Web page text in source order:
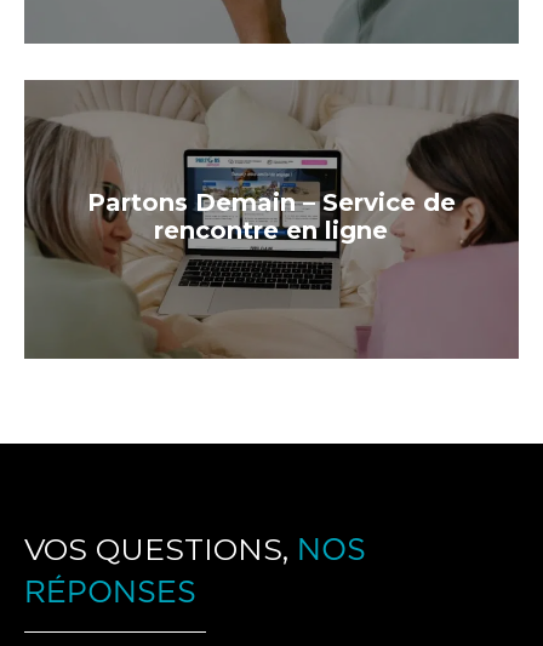
Partons Demain – Service de
rencontre en ligne
VOS QUESTIONS, NOS
RÉPONSES